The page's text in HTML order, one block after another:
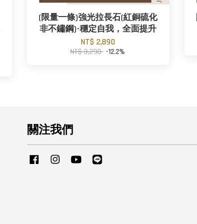
(限量一條)強光拉長石(紅銅硫化
非不鏽鋼)-穩定自我，全面提升
NT$ 2,890
NT$ 3,290 -12.2%
關注我們
Facebook InstagramYouTube